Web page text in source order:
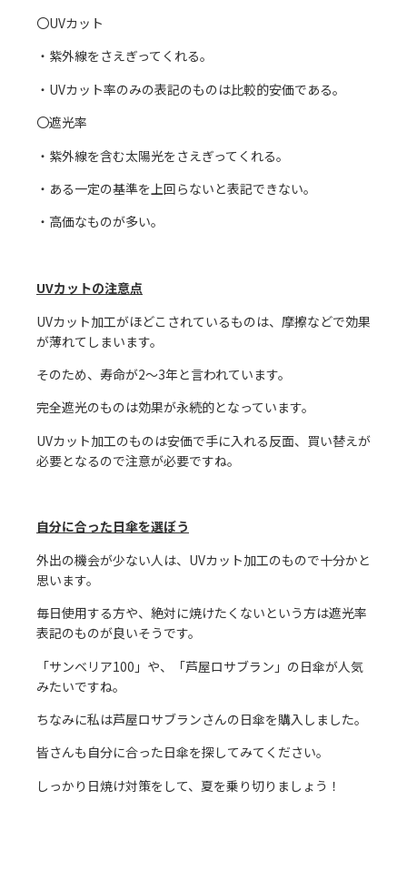
〇UVカット
・紫外線をさえぎってくれる。
・UVカット率のみの表記のものは比較的安価である。
〇遮光率
・紫外線を含む太陽光をさえぎってくれる。
・ある一定の基準を上回らないと表記できない。
・高価なものが多い。
UVカットの注意点
UVカット加工がほどこされているものは、摩擦などで効果
が薄れてしまいます。
そのため、寿命が2～3年と言われています。
完全遮光のものは効果が永続的となっています。
UVカット加工のものは安価で手に入れる反面、買い替えが
必要となるので注意が必要ですね。
自分に合った日傘を選ぼう
外出の機会が少ない人は、UVカット加工のもので十分かと
思います。
毎日使用する方や、絶対に焼けたくないという方は遮光率
表記のものが良いそうです。
「サンベリア100」や、「芦屋ロサブラン」の日傘が人気
みたいですね。
ちなみに私は芦屋ロサブランさんの日傘を購入しました。
皆さんも自分に合った日傘を探してみてください。
しっかり日焼け対策をして、夏を乗り切りましょう！